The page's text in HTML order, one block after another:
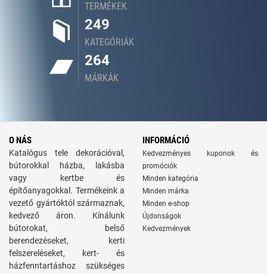
TERMÉKEK
249
KATEGÓRIÁK
264
MÁRKÁK
O NÁS
Katalógus tele dekorációval,
bútorokkal házba, lakásba
vagy kertbe és
építőanyagokkal. Termékeink a
vezető gyártóktól származnak,
kedvező áron. Kínálunk
bútorokat, belső
berendezéseket, kerti
felszereléseket, kert- és
házfenntartáshoz szükséges
INFORMÁCIÓ
Kedvezményes kuponok és
promóciók
Minden kategória
Minden márka
Minden e-shop
Újdonságok
Kedvezmények